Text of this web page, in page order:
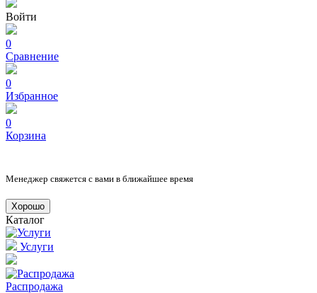
Войти
0
Сравнение
0
Избранное
0
Корзина
Менеджер свяжется с вами в ближайшее время
Хорошо
Каталог
Услуги
Распродажа